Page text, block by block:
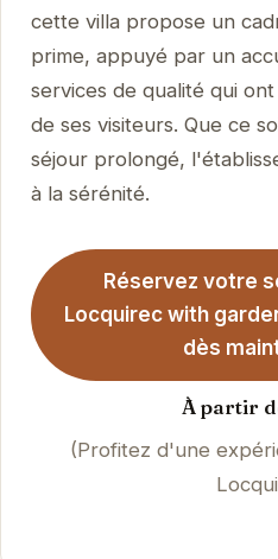
cette villa propose un
prime, appuyé par un
services de qualité qui
de ses visiteurs. Que ce
séjour prolongé,
à la sérénité.
Réservez votre
Locquirec with
dès
À partir
(Profitez d'une